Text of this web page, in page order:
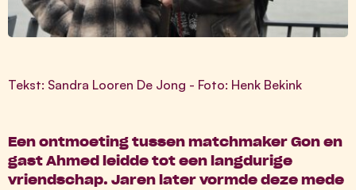
Tekst: Sandra Looren De Jong - Foto: Henk Bekink
Een ontmoeting tussen matchmaker Gon en
gast Ahmed leidde tot een langdurige
vriendschap. Jaren later vormde deze mede